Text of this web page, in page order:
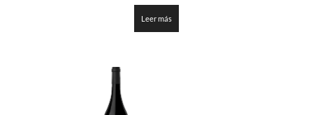
de 5
Leer más